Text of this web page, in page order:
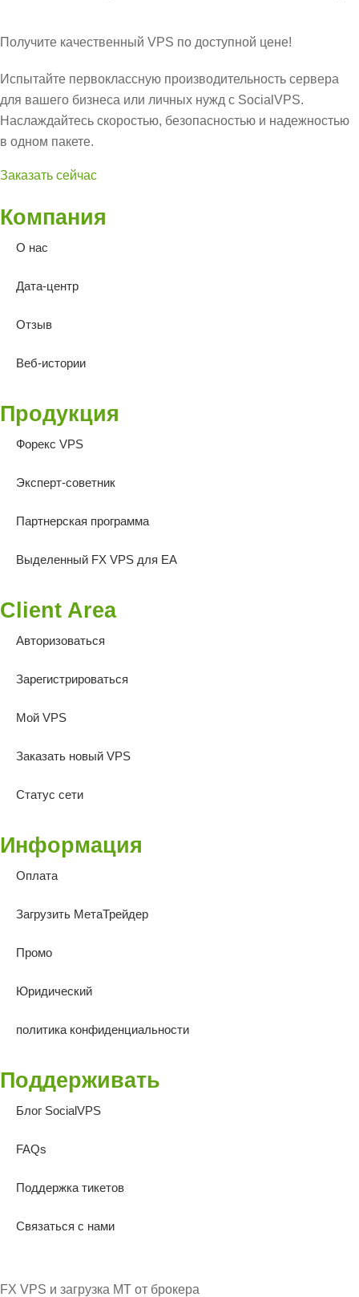
Получите качественный VPS по доступной цене!
Испытайте первоклассную производительность сервера
для вашего бизнеса или личных нужд с SocialVPS.
Наслаждайтесь скоростью, безопасностью и надежностью
в одном пакете.
Заказать сейчас
Компания
О нас
Дата-центр
Отзыв
Веб-истории
Продукция
Форекс VPS
Эксперт-советник
Партнерская программа
Выделенный FX VPS для EA
Client Area
Авторизоваться
Зарегистрироваться
Мой VPS
Заказать новый VPS
Статус сети
Информация
Оплата
Загрузить МетаТрейдер
Промо
Юридический
политика конфиденциальности
Поддерживать
Блог SocialVPS
FAQs
Поддержка тикетов
Связаться с нами
FX VPS и загрузка MT от брокера